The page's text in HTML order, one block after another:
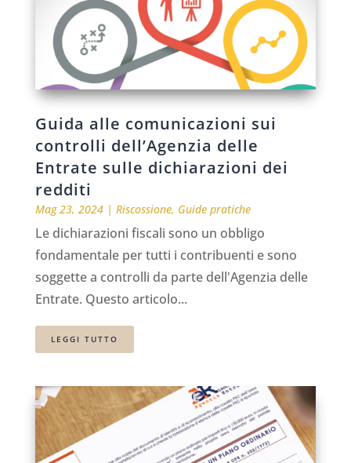
Guida alle comunicazioni sui
controlli dell’Agenzia delle
Entrate sulle dichiarazioni dei
redditi
Mag 23, 2024| Riscossione, Guide pratiche
Le dichiarazioni fiscali sono un obbligo
fondamentale per tutti i contribuenti e sono
soggette a controlli da parte dell'Agenzia delle
Entrate. Questo articolo...
LEGGI TUTTO